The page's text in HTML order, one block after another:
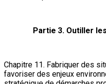
Partie 3. Outiller
Chapitre 11. Fabriquer des
favoriser des enjeux